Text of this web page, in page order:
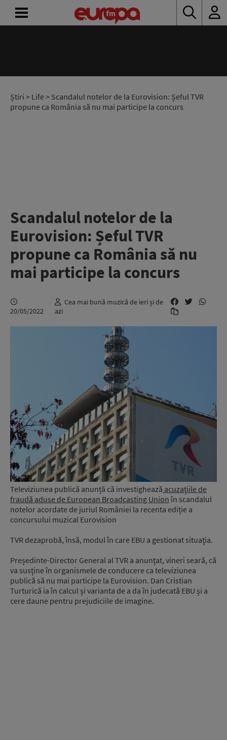
Știri > Life> Scandalul notelor de la Eurovision: Șeful TVR
propune ca România să nu mai participe la concurs
Scandalul notelor de la
Eurovision: Șeful TVR
propune ca România să nu
mai participe la concurs
20/05/2022
Cea mai bună muzică de ieri și de
azi
Televiziunea publică anunță că investighează acuzaţiile de
fraudă aduse de European Broadcasting Unionîn scandalul
notelor acordate de juriul României la recenta ediție a
concursului muzical Eurovision
TVR dezaprobă, însă, modul în care EBU a gestionat situaţia.
Președinte-Director General al TVR a anunțat, vineri seară, că
va susține în organismele de conducere ca televiziunea
publică să nu mai participe la Eurovision. Dan Cristian
Turturică ia în calcul și varianta de a da în judecată EBU și a
cere daune pentru prejudiciile de imagine.
RADIO